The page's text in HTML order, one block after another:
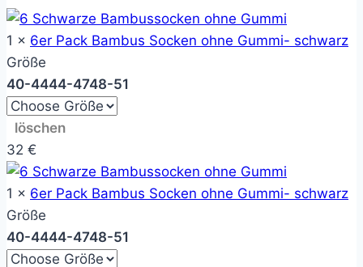
1 × 6er Pack Bambus Socken ohne Gummi- schwarz
Größe
40-4444-4748-51
löschen
32 €
1 × 6er Pack Bambus Socken ohne Gummi- schwarz
Größe
40-4444-4748-51